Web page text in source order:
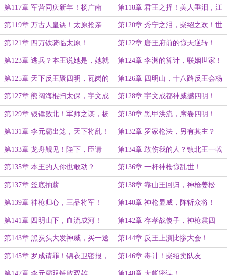
第117章 军营同庆新年！杨广南
巡，天下风云起！
第118章 君王之择！美人垂泪，江
山为诺！
第119章 万古人皇诀！太原抢亲 第120章 秀宁之泪，柴绍之欢！世
民之心！
第121章 四万铁骑临太原！ 第122章 唐王府前的惊天逆转！
第123章 逃兵？本王说她是，她就
是！
第124章 李渊的算计，联姻世家！
第125章 天下反王聚四明，瓦岗的
算盘！
第126章 四明山，十八路反王会杨
林！
第127章 熊阔海棍扫太保，宇文成
都请战四明山！
第128章 宇文成都神威撼四明！
第129章 银锤败北！军师之谋，杨
林为质！
第130章 黑甲洪流，席卷四明！
第131章 李元霸出笼，天下将乱！ 第132章 罗家枪法，另有其主？
第133章 龙舟觐见！陛下，臣请
战！
第134章 敢伤我的人？镇北王一戟
退敌！
第135章 本王的人你也敢动？ 第136章 一杆神枪惊乱世！
第137章 釜底抽薪 第138章 靠山王回归，神枪姜松
第139章 神枪归心，三品将军！ 第140章 神枪显威，阵斩众将！
第141章 四明山下，血流成河！ 第142章 存孝战傻子，神枪震四
方！
第143章 黑炭头大发神威，买一送
一！
第144章 反王上演比惨大会！
第145章 罗成请罪！锦衣卫密报，
李元霸出世！
第146章 毒计！柴绍卖队友